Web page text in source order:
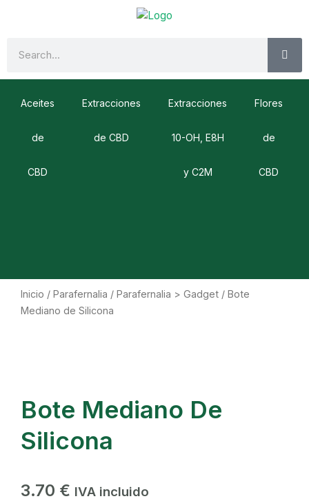
Aceites
de
CBD
Extracciones
de CBD
Extracciones
10-OH, E8H
y C2M
Flores
de
CBD
Inicio / Parafernalia / Parafernalia > Gadget / Bote
Mediano de Silicona
Bote Mediano De
Silicona
3.70 € IVA incluido